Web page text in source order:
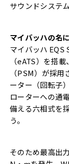
サウンドシステ
マイバッハの名
マイバッハ EQS
（eATS）を搭
（PSM）が採
ーター（回転子
ローターへの通
備える六相式を
う。
そのため最高出